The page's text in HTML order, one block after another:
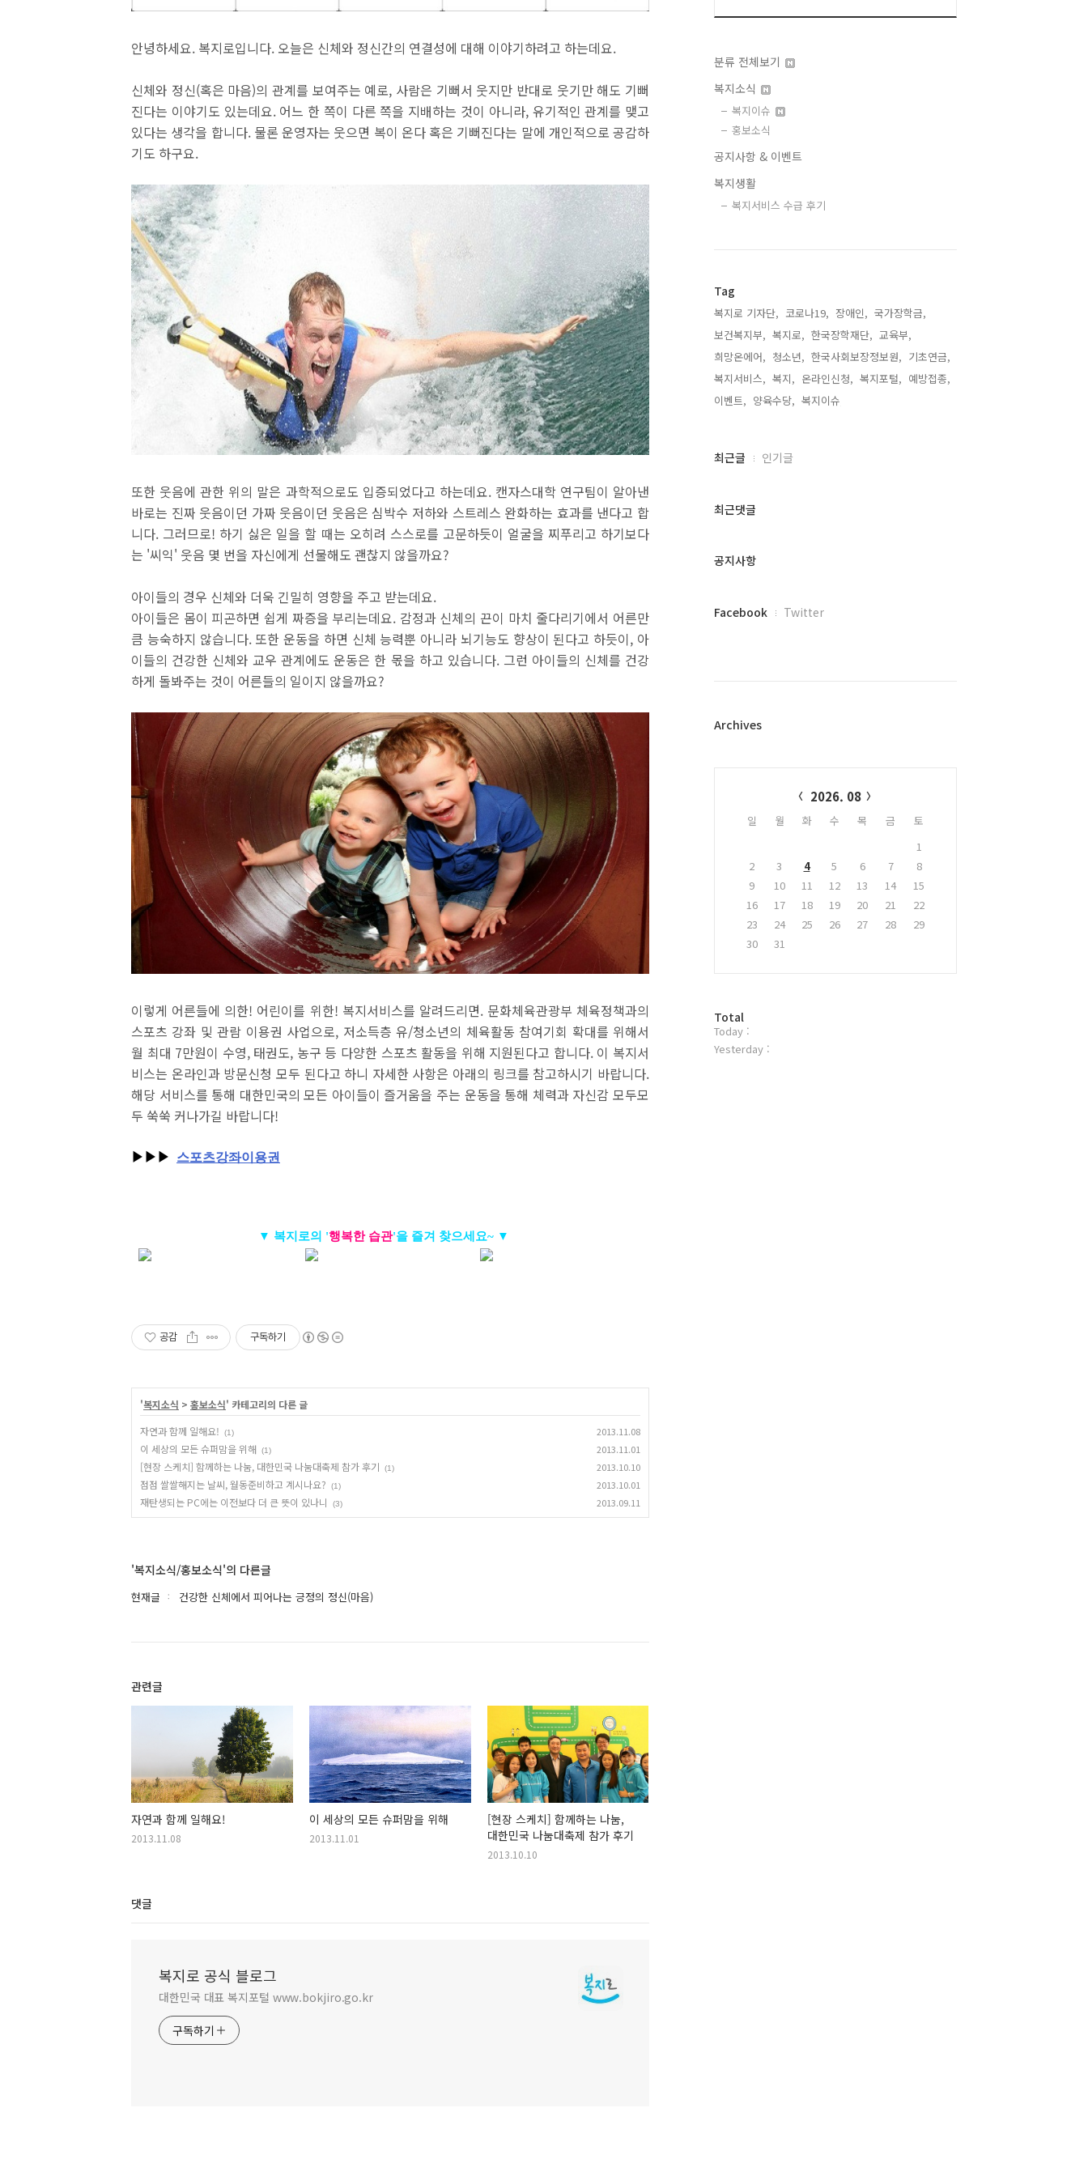
안녕하세요. 복지로입니다. 오늘은 신체와 정신간의 연결성에 대해 이야기하려고 하는데요.
신체와 정신(혹은 마음)의 관계를 보여주는 예로, 사람은 기뻐서 웃지만 반대로 웃기만 해도 기뻐
진다는 이야기도 있는데요. 어느 한 쪽이 다른 쪽을 지배하는 것이 아니라, 유기적인 관계를 맺고
있다는 생각을 합니다. 물론 운영자는 웃으면 복이 온다 혹은 기뻐진다는 말에 개인적으로 공감하
기도 하구요.
또한 웃음에 관한 위의 말은 과학적으로도 입증되었다고 하는데요. 캔자스대학 연구팀이 알아낸
바로는 진짜 웃음이던 가짜 웃음이던 웃음은 심박수 저하와 스트레스 완화하는 효과를 낸다고 합
니다. 그러므로! 하기 싫은 일을 할 때는 오히려 스스로를 고문하듯이 얼굴을 찌푸리고 하기보다
는 '씨익' 웃음 몇 번을 자신에게 선물해도 괜찮지 않을까요?
아이들의 경우 신체와 더욱 긴밀히 영향을 주고 받는데요.
아이들은 몸이 피곤하면 쉽게 짜증을 부리는데요. 감정과 신체의 끈이 마치 줄다리기에서 어른만
큼 능숙하지 않습니다. 또한 운동을 하면 신체 능력뿐 아니라 뇌기능도 향상이 된다고 하듯이, 아
이들의 건강한 신체와 교우 관계에도 운동은 한 몫을 하고 있습니다. 그런 아이들의 신체를 건강
하게 돌봐주는 것이 어른들의 일이지 않을까요?
이렇게 어른들에 의한! 어린이를 위한! 복지서비스를 알려드리면. 문화체육관광부 체육정책과의
스포츠 강좌 및 관람 이용권 사업으로, 저소득층 유/청소년의 체육활동 참여기회 확대를 위해서
월 최대 7만원이 수영, 태권도, 농구 등 다양한 스포츠 활동을 위해 지원된다고 합니다. 이 복지서
비스는 온라인과 방문신청 모두 된다고 하니 자세한 사항은 아래의 링크를 참고하시기 바랍니다.
해당 서비스를 통해 대한민국의 모든 아이들이 즐거움을 주는 운동을 통해 체력과 자신감 모두모
두 쑥쑥 커나가길 바랍니다!
▶▶▶ 스포츠강좌이용권
▼ 복지로의 '행복한 습관'을 즐겨 찾으세요~ ▼
공감 구독하기
'복지소식 > 홍보소식' 카테고리의 다른 글
자연과 함께 일해요!
(1) 2013.11.08
이 세상의 모든 슈퍼맘을 위해 (1) 2013.11.01
[현장 스케치] 함께하는 나눔, 대한민국 나눔대축제 참가 후기 (1) 2013.10.10
점점 쌀쌀해지는 날씨, 월동준비하고 계시나요? (1) 2013.10.01
재탄생되는 PC에는 이전보다 더 큰 뜻이 있나니 (3) 2013.09.11
'복지소식/홍보소식'의 다른글
현재글 건강한 신체에서 피어나는 긍정의 정신(마음)
관련글
자연과 함께 일해요!
2013.11.08
이 세상의 모든 슈퍼맘을 위해
2013.11.01
[현장 스케치] 함께하는 나눔,
대한민국 나눔대축제 참가 후기
2013.10.10
댓글
복지로 공식 블로그
대한민국 대표 복지포털 www.bokjiro.go.kr
구독하기
분류 전체보기
복지소식
복지이슈
홍보소식
공지사항 & 이벤트
복지생활
복지서비스 수급 후기
Tag
복지로 기자단, 코로나19, 장애인, 국가장학금,
보건복지부, 복지로, 한국장학재단, 교육부,
희망온에어, 청소년, 한국사회보장정보원, 기초연금,
복지서비스, 복지, 온라인신청, 복지포털, 예방접종,
이벤트, 양육수당, 복지이슈,
최
과
글
최근글 인기글
최근댓글
공지사항
페
플
Facebook Twitter
Archives
2026. 08
일 월 화 수 목 금
토
1
2
3 4 5 6 7
8
9
10 11 12 13 14
15
16
17 18 19 20 21
22
23
24 25 26 27 28
29
30
31
방
문
자
Total
Today :
Yesterday :